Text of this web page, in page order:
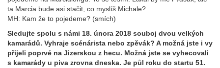
ta Marcia bude asi stačit, co myslíš Michale?
MH: Kam že to pojedeme? (smích)
Sledujte spolu s námi 18. února 2018 souboj dvou velkých
kamarádů. Vyhraje scénárista nebo zpěvák? A možná jste i vy
přijeli poprvé na Jizerskou z hecu. Možná jste se vyhecovali
s kamarády u piva zrovna dneska. Je půl roku do startu 51.